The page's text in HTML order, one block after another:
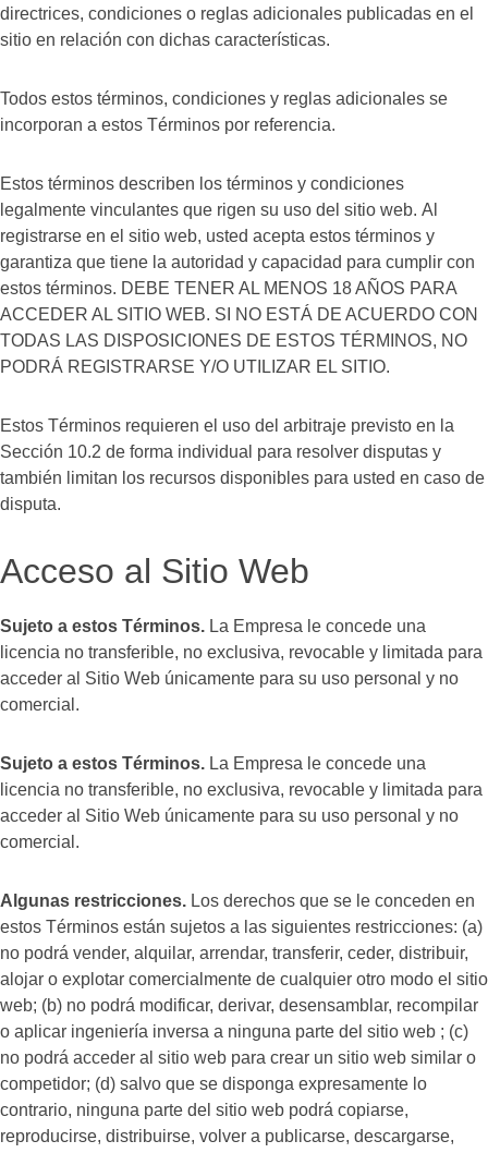
directrices, condiciones o reglas adicionales publicadas en el
sitio en relación con dichas características.
Todos estos términos, condiciones y reglas adicionales se
incorporan a estos Términos por referencia.
Estos términos describen los términos y condiciones
legalmente vinculantes que rigen su uso del sitio web. Al
registrarse en el sitio web, usted acepta estos términos y
garantiza que tiene la autoridad y capacidad para cumplir con
estos términos. DEBE TENER AL MENOS 18 AÑOS PARA
ACCEDER AL SITIO WEB. SI NO ESTÁ DE ACUERDO CON
TODAS LAS DISPOSICIONES DE ESTOS TÉRMINOS, NO
PODRÁ REGISTRARSE Y/O UTILIZAR EL SITIO.
Estos Términos requieren el uso del arbitraje previsto en la
Sección 10.2 de forma individual para resolver disputas y
también limitan los recursos disponibles para usted en caso de
disputa.
Acceso al Sitio Web
Sujeto a estos Términos. La Empresa le concede una
licencia no transferible, no exclusiva, revocable y limitada para
acceder al Sitio Web únicamente para su uso personal y no
comercial.
Sujeto a estos Términos. La Empresa le concede una
licencia no transferible, no exclusiva, revocable y limitada para
acceder al Sitio Web únicamente para su uso personal y no
comercial.
Algunas restricciones. Los derechos que se le conceden en
estos Términos están sujetos a las siguientes restricciones: (a)
no podrá vender, alquilar, arrendar, transferir, ceder, distribuir,
alojar o explotar comercialmente de cualquier otro modo el sitio
web; (b) no podrá modificar, derivar, desensamblar, recompilar
o aplicar ingeniería inversa a ninguna parte del sitio web ; (c)
no podrá acceder al sitio web para crear un sitio web similar o
competidor; (d) salvo que se disponga expresamente lo
contrario, ninguna parte del sitio web podrá copiarse,
reproducirse, distribuirse, volver a publicarse, descargarse,